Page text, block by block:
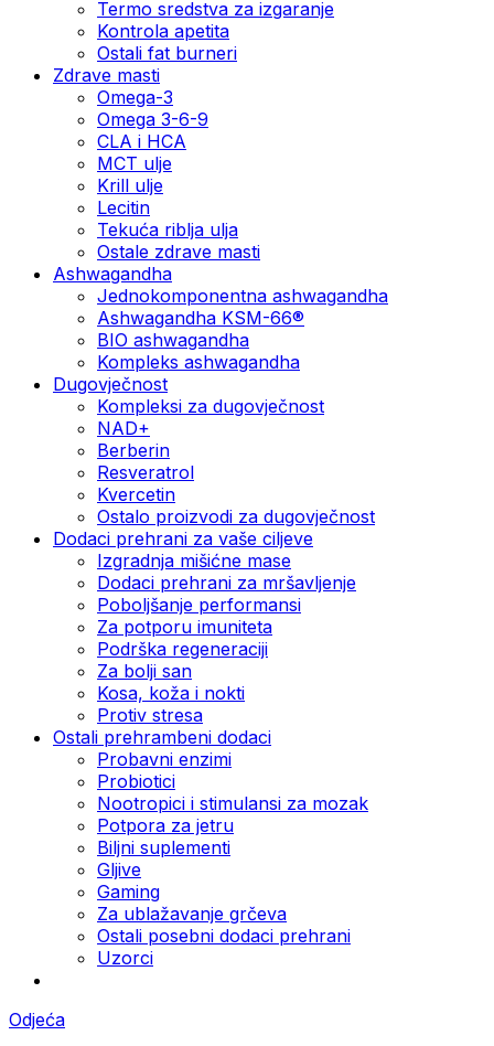
Termo sredstva za izgaranje
Kontrola apetita
Ostali fat burneri
Zdrave masti
Omega-3
Omega 3-6-9
CLA i HCA
MCT ulje
Krill ulje
Lecitin
Tekuća riblja ulja
Ostale zdrave masti
Ashwagandha
Jednokomponentna ashwagandha
Ashwagandha KSM-66®
BIO ashwagandha
Kompleks ashwagandha
Dugovječnost
Kompleksi za dugovječnost
NAD+
Berberin
Resveratrol
Kvercetin
Ostalo proizvodi za dugovječnost
Dodaci prehrani za vaše ciljeve
Izgradnja mišićne mase
Dodaci prehrani za mršavljenje
Poboljšanje performansi
Za potporu imuniteta
Podrška regeneraciji
Za bolji san
Kosa, koža i nokti
Protiv stresa
Ostali prehrambeni dodaci
Probavni enzimi
Probiotici
Nootropici i stimulansi za mozak
Potpora za jetru
Biljni suplementi
Gljive
Gaming
Za ublažavanje grčeva
Ostali posebni dodaci prehrani
Uzorci
Odjeća